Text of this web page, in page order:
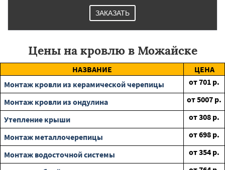
ЗАКАЗАТЬ
Цены на кровлю в Можайске
НАЗВАНИЕ
ЦЕНА
Монтаж кровли из керамической черепицы
от701 р.
Монтаж кровли из ондулина
от5007 р.
Утепление крыши
от308 р.
Монтаж металлочерепицы
от698 р.
Монтаж водосточной системы
от354 р.